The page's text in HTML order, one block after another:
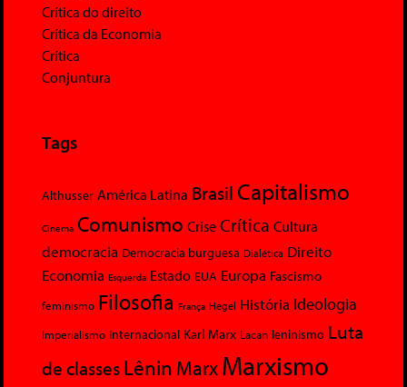
Crítica do direito
Crítica da Economia
Crítica
Conjuntura
Tags
Althusser América Latina Brasil Capitalismo
Cinema Comunismo Crise Crítica Cultura
democracia Democracia burguesa Dialética Direito
Economia Esquerda Estado EUA Europa Fascismo
feminismo Filosofia França Hegel História Ideologia
Imperialismo Internacional Karl Marx Lacan leninismo Luta
de classesLênin MarxMarxismo